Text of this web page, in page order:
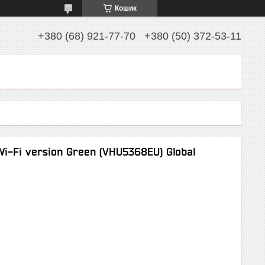
Кошик
+380 (68) 921-77-70 +380 (50) 372-53-11
Fi version Green (VHU5368EU) Global